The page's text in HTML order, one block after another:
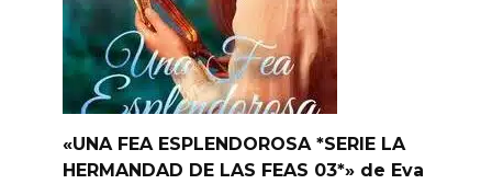
«UNA FEA ESPLENDOROSA *SERIE LA
HERMANDAD DE LAS FEAS 03*» de Eva